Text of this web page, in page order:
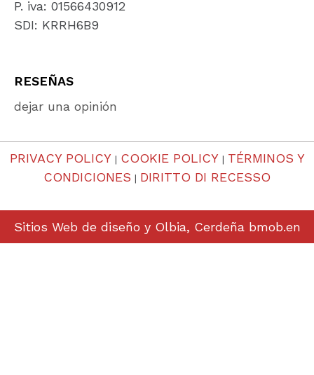
P. iva: 01566430912
SDI: KRRH6B9
RESEÑAS
dejar una opinión
PRIVACY POLICY | COOKIE POLICY | TÉRMINOS Y
CONDICIONES | DIRITTO DI RECESSO
Sitios Web de diseño y Olbia, Cerdeña bmob.en